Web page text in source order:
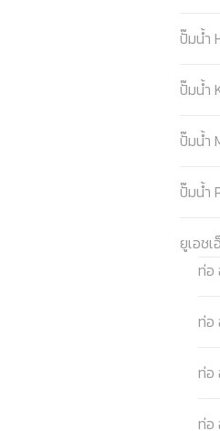
ปั๊มน้ำ
ปั๊มน้ำ
ปั๊มน้ำ
ปั๊มน้ำ
ยูเอช
ท่อ
ท่อ
ท่อ
ท่อ